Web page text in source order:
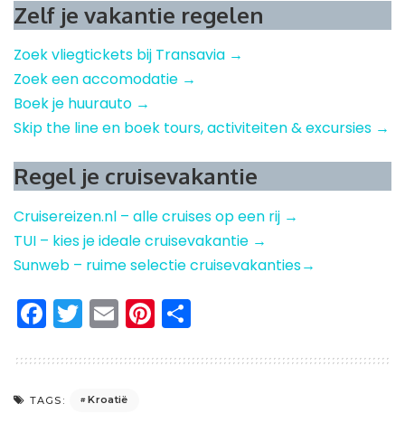
Zelf je vakantie regelen
Zoek vliegtickets bij Transavia →
Zoek een accomodatie →
Boek je huurauto →
Skip the line en boek tours, activiteiten & excursies →
Regel je cruisevakantie
Cruisereizen.nl – alle cruises op een rij →
TUI – kies je ideale cruisevakantie →
Sunweb – ruime selectie cruisevakanties→
Facebook
Twitter
EmailPinterest
TAGS: Kroatië